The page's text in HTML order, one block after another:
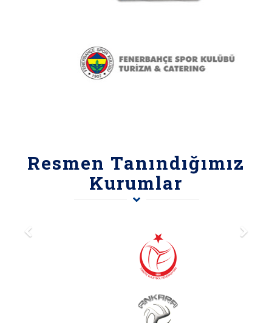
Resmen Tanındığımız
Kurumlar